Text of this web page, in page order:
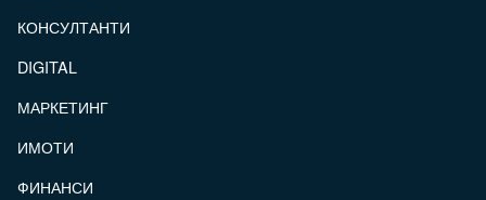
КОНСУЛТАНТИ
DIGITAL
МАРКЕТИНГ
ИМОТИ
ФИНАНСИ